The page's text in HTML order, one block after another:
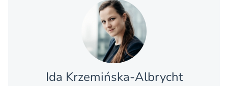
Ida Krzemińska-Albrycht